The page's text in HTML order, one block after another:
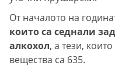
От началото на
които са седнали
алкохол, а тези,
вещества са 635.